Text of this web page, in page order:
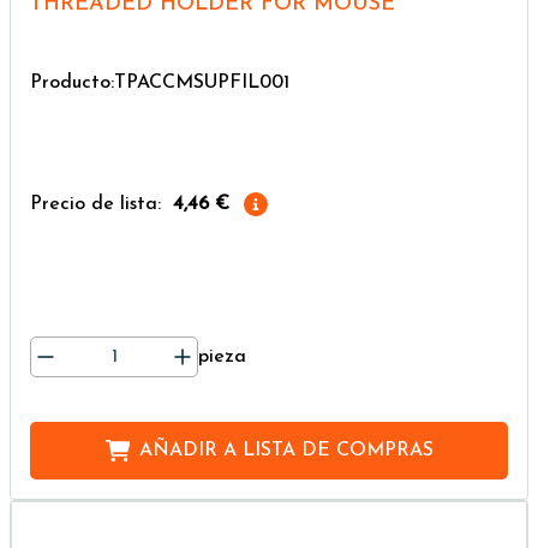
THREADED HOLDER FOR MOUSE
Producto:TPACCMSUPFIL001
Precio de lista: 4,46 €
pieza
AÑADIR ALISTA DE COMPRAS